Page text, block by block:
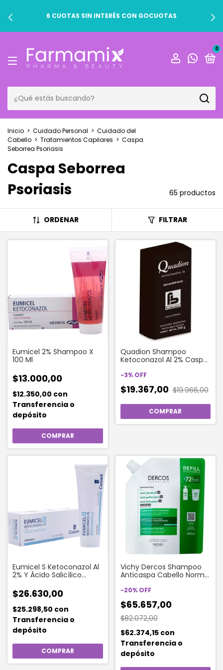
6 CUOTAS SIN INTERÉS CON GOCUOTAS
0
Inicio > Cuidado Personal > Cuidado del
Cabello > Tratamientos Capilares > Caspa
Seborrea Psoriasis
Caspa Seborrea
Psoriasis
65 productos
ORDENAR FILTRAR
Eumicel 2% Shampoo X
100 Ml
$13.000,00
$12.350,00 con
Transferencia o
depósito
Quadion Shampoo
Ketoconazol Al 2% Caspa
-3% OFF
$19.367,00 $19.966,00
Eumicel S Ketoconazol Al
2% Y Ácido Salicílico
$26.630,00
$25.298,50 con
Transferencia o
depósito
Vichy Dercos Shampoo
Anticaspa Cabello Normal
-20% OFF
$65.657,00
$82.072,00
$62.374,15 con
Transferencia o
depósito